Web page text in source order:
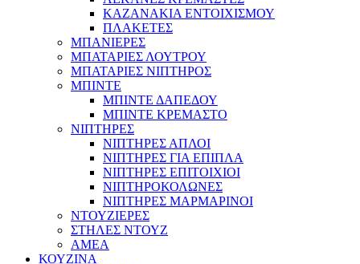
ΚΑΖΑΝΑΚΙΑ ΕΝΤΟΙΧΙΣΜΟΥ
ΠΛΑΚΕΤΕΣ
ΜΠΑΝΙΕΡΕΣ
ΜΠΑΤΑΡΙΕΣ ΛΟΥΤΡΟΥ
ΜΠΑΤΑΡΙΕΣ ΝΙΠΤΗΡΟΣ
ΜΠΙΝΤΕ
ΜΠΙΝΤΕ ΔΑΠΕΔΟΥ
ΜΠΙΝΤΕ ΚΡΕΜΑΣΤΟ
ΝΙΠΤΗΡΕΣ
ΝΙΠΤΗΡΕΣ ΑΠΛΟΙ
ΝΙΠΤΗΡΕΣ ΓΙΑ ΕΠΙΠΛΑ
ΝΙΠΤΗΡΕΣ ΕΠΙΤΟΙΧΙΟΙ
ΝΙΠΤΗΡΟΚΟΛΩΝΕΣ
ΝΙΠΤΗΡΕΣ ΜΑΡΜΑΡΙΝΟΙ
ΝΤΟΥΖΙΕΡΕΣ
ΣΤΗΛΕΣ ΝΤΟΥΖ
ΑΜΕΑ
ΚΟΥΖΙΝΑ